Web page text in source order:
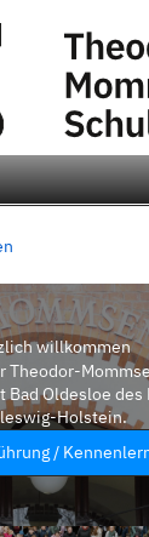
willkommen
Theodor-
Oldesloe
Holstein.
/